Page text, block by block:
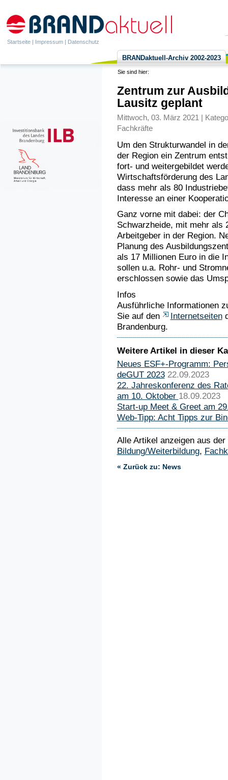
Startseite | Impressum | Datenschutz
BRANDaktuell-Archiv 2002-2023
Sie sind hier:
Zentrum zur
Lausitz geplant
Mittwoch, 03. März 2021 |
Fachkräfte
Um den Strukturwandel in
der Region ein Zentrum
fort- und weitergebildet
Wirtschaftsförderung des
dass mehr als 80
Interesse an einer
Ganz vorne mit dabei: der
Schwarzheide, mit mehr als
Arbeitgeber in der Region.
Planung des
als 17 Millionen Euro in die
sollen u.a. Rohr- und
erschlossen sowie das
Infos
Ausführliche Informationen
Sie auf den
Internetseiten
Brandenburg.
Weitere Artikel in dieser
Neues ESF+-Programm:
deGUT 2023 22.09.2023
22. Jahreskonferenz des
am 10. Oktober 18.09.2023
Start-up Meet & Greet am
Web-Tipp: Acht Tipps zur
Alle Artikel anzeigen aus
Bildung/Weiterbildung,
« Zurück zu: News